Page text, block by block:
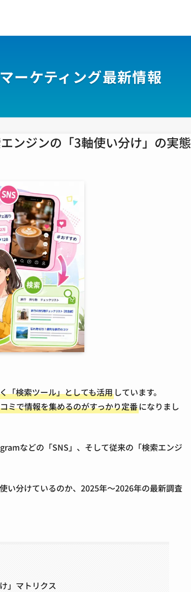
ーケティング最新情報
ンジンの「3軸使い分け」の実態
「検索ツール」としても活用 しています。
ミで情報を集めるのがすっかり定番になりまし
などの「SNS」、そして従来の「検索エンジ
い分けているのか、2025年〜2026年の最新調査
」マトリクス